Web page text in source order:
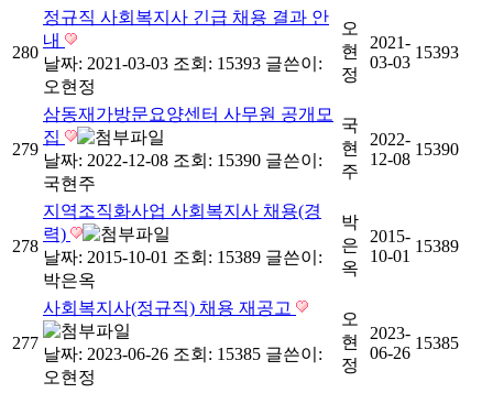
280
정규직 사회복지사 긴급 채용 결과 안
내
날짜: 2021-03-03 조회: 15393 글쓴이:
오현정
오
현
정
2021-
03-03
15393
279
삼동재가방문요양센터 사무원 공개모
집
날짜: 2022-12-08 조회: 15390 글쓴이:
국현주
국
현
주
2022-
12-08
15390
278
지역조직화사업 사회복지사 채용(경
력)
날짜: 2015-10-01 조회: 15389 글쓴이:
박은옥
박
은
옥
2015-
10-01
15389
277
사회복지사(정규직) 채용 재공고
날짜: 2023-06-26 조회: 15385 글쓴이:
오현정
오
현
정
2023-
06-26
15385